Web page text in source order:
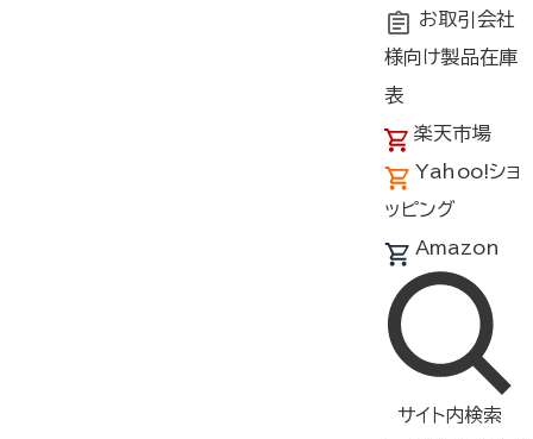
お取引会社
様向け製品在庫
表
楽天市場
Yahoo!ショ
ッピング
Amazon
サイト内検索